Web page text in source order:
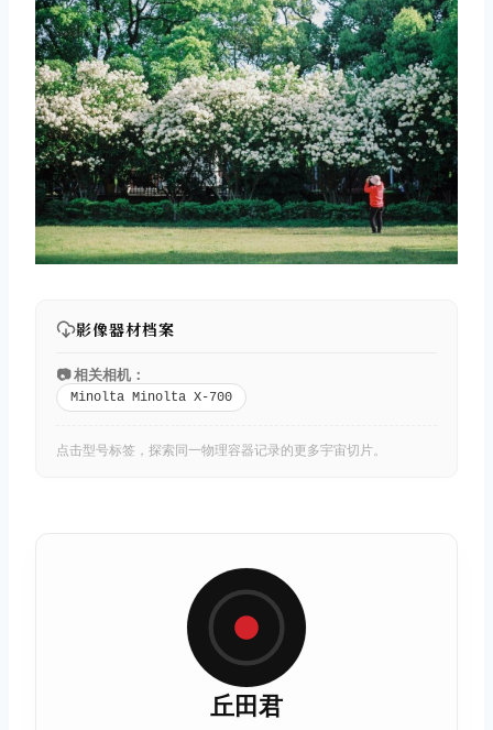
影像器材档案
📷 相关相机：
Minolta Minolta X-700
点击型号标签，探索同一物理容器记录的更多宇宙切片。
丘田君